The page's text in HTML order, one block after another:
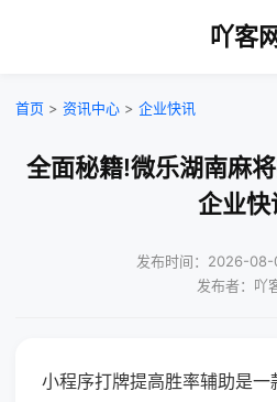
吖客
首页 > 资讯中心 > 企业快讯
全面秘籍!微乐湖南麻
企业快
发布时间：2026-08-
发布者：吖
小程序打牌提高胜率辅助是